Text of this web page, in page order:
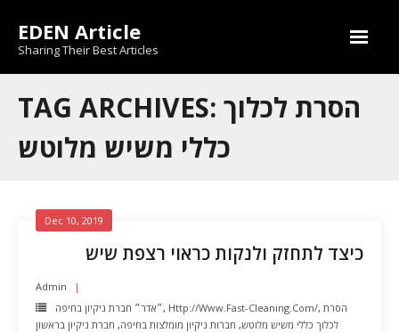
content
EDEN Article
Sharing Their Best Articles
TAG ARCHIVES: הסרת לכלוך
כללי משיש מלוטש
כיצד לתחזק ולנקות כראוי רצפת שיש
Dec 10, 2019
Admin
״אדר״ חברת ניקיון בחיפה, Http://www.fast-Cleaning.com/, הסרת
לכלוך כללי משיש מלוטש, חברות ניקיון מומלצות בחיפה, חברת ניקיון בראשון